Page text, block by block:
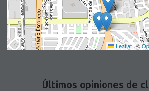
Leaflet |©
Últimos opiniones de